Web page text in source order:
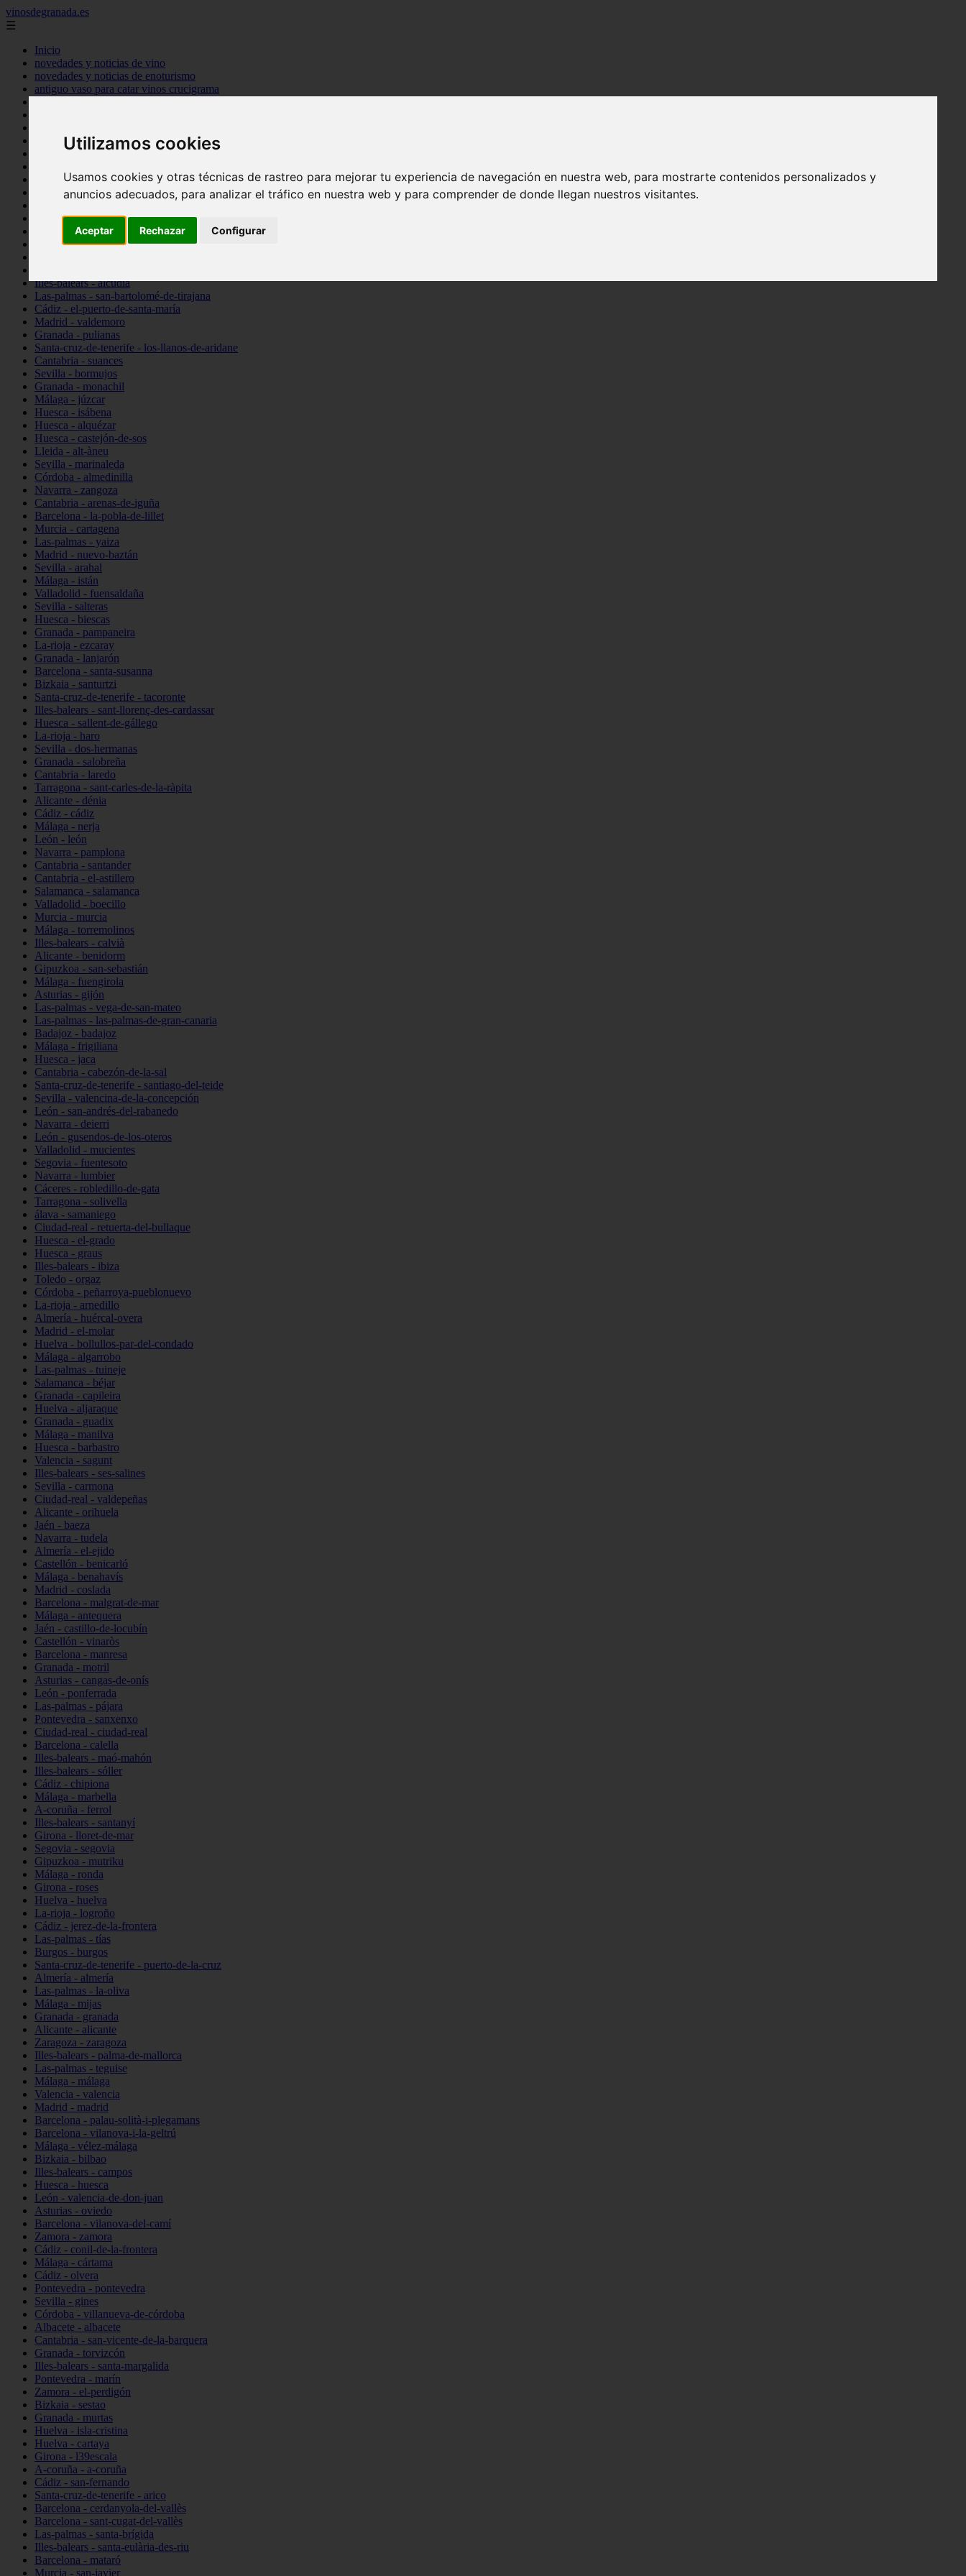
Utilizamos cookies
Usamos cookies y otras técnicas de rastreo para mejorar tu experiencia de navegación en nuestra web, para mostrarte contenidos personalizados y
anuncios adecuados, para analizar el tráfico en nuestra web y para comprender de donde llegan nuestros visitantes.
Aceptar Rechazar Configurar
vinosdegranada.es
☰
Inicio
novedades y noticias de vino
novedades y noticias de enoturismo
antiguo vaso para catar vinos crucigrama
Sevilla - sevilla
Barcelona - barcelona
Santa-cruz-de-tenerife - guía-de-isora
La-rioja - casalarreina
Almería - roquetas-de-mar
Illes-balears - alcúdia
Las-palmas - san-bartolomé-de-tirajana
Cádiz - el-puerto-de-santa-maría
Madrid - valdemoro
Granada - pulianas
Santa-cruz-de-tenerife - los-llanos-de-aridane
Cantabria - suances
Sevilla - bormujos
Granada - monachil
Málaga - júzcar
Huesca - isábena
Huesca - alquézar
Huesca - castejón-de-sos
Lleida - alt-àneu
Sevilla - marinaleda
Córdoba - almedinilla
Navarra - zangoza
Cantabria - arenas-de-iguña
Barcelona - la-pobla-de-lillet
Murcia - cartagena
Las-palmas - yaiza
Madrid - nuevo-baztán
Sevilla - arahal
Málaga - istán
Valladolid - fuensaldaña
Sevilla - salteras
Huesca - biescas
Granada - pampaneira
La-rioja - ezcaray
Granada - lanjarón
Barcelona - santa-susanna
Bizkaia - santurtzi
Santa-cruz-de-tenerife - tacoronte
Illes-balears - sant-llorenç-des-cardassar
Huesca - sallent-de-gállego
La-rioja - haro
Sevilla - dos-hermanas
Granada - salobreña
Cantabria - laredo
Tarragona - sant-carles-de-la-ràpita
Alicante - dénia
Cádiz - cádiz
Málaga - nerja
León - león
Navarra - pamplona
Cantabria - santander
Cantabria - el-astillero
Salamanca - salamanca
Valladolid - boecillo
Murcia - murcia
Málaga - torremolinos
Illes-balears - calvià
Alicante - benidorm
Gipuzkoa - san-sebastián
Málaga - fuengirola
Asturias - gijón
Las-palmas - vega-de-san-mateo
Las-palmas - las-palmas-de-gran-canaria
Badajoz - badajoz
Málaga - frigiliana
Huesca - jaca
Cantabria - cabezón-de-la-sal
Santa-cruz-de-tenerife - santiago-del-teide
Sevilla - valencina-de-la-concepción
León - san-andrés-del-rabanedo
Navarra - deierri
León - gusendos-de-los-oteros
Valladolid - mucientes
Segovia - fuentesoto
Navarra - lumbier
Cáceres - robledillo-de-gata
Tarragona - solivella
álava - samaniego
Ciudad-real - retuerta-del-bullaque
Huesca - el-grado
Huesca - graus
Illes-balears - ibiza
Toledo - orgaz
Córdoba - peñarroya-pueblonuevo
La-rioja - arnedillo
Almería - huércal-overa
Madrid - el-molar
Huelva - bollullos-par-del-condado
Málaga - algarrobo
Las-palmas - tuineje
Salamanca - béjar
Granada - capileira
Huelva - aljaraque
Granada - guadix
Málaga - manilva
Huesca - barbastro
Valencia - sagunt
Illes-balears - ses-salines
Sevilla - carmona
Ciudad-real - valdepeñas
Alicante - orihuela
Jaén - baeza
Navarra - tudela
Almería - el-ejido
Castellón - benicarló
Málaga - benahavís
Madrid - coslada
Barcelona - malgrat-de-mar
Málaga - antequera
Jaén - castillo-de-locubín
Castellón - vinaròs
Barcelona - manresa
Granada - motril
Asturias - cangas-de-onís
León - ponferrada
Las-palmas - pájara
Pontevedra - sanxenxo
Ciudad-real - ciudad-real
Barcelona - calella
Illes-balears - maó-mahón
Illes-balears - sóller
Cádiz - chipiona
Málaga - marbella
A-coruña - ferrol
Illes-balears - santanyí
Girona - lloret-de-mar
Segovia - segovia
Gipuzkoa - mutriku
Málaga - ronda
Girona - roses
Huelva - huelva
La-rioja - logroño
Cádiz - jerez-de-la-frontera
Las-palmas - tías
Burgos - burgos
Santa-cruz-de-tenerife - puerto-de-la-cruz
Almería - almería
Las-palmas - la-oliva
Málaga - mijas
Granada - granada
Alicante - alicante
Zaragoza - zaragoza
Illes-balears - palma-de-mallorca
Las-palmas - teguise
Málaga - málaga
Valencia - valencia
Madrid - madrid
Barcelona - palau-solità-i-plegamans
Barcelona - vilanova-i-la-geltrú
Málaga - vélez-málaga
Bizkaia - bilbao
Illes-balears - campos
Huesca - huesca
León - valencia-de-don-juan
Asturias - oviedo
Barcelona - vilanova-del-camí
Zamora - zamora
Cádiz - conil-de-la-frontera
Málaga - cártama
Cádiz - olvera
Pontevedra - pontevedra
Sevilla - gines
Córdoba - villanueva-de-córdoba
Albacete - albacete
Cantabria - san-vicente-de-la-barquera
Granada - torvizcón
Illes-balears - santa-margalida
Pontevedra - marín
Zamora - el-perdigón
Bizkaia - sestao
Granada - murtas
Huelva - isla-cristina
Huelva - cartaya
Girona - l39escala
A-coruña - a-coruña
Cádiz - san-fernando
Santa-cruz-de-tenerife - arico
Barcelona - cerdanyola-del-vallès
Barcelona - sant-cugat-del-vallès
Las-palmas - santa-brígida
Illes-balears - santa-eulària-des-riu
Barcelona - mataró
Murcia - san-javier